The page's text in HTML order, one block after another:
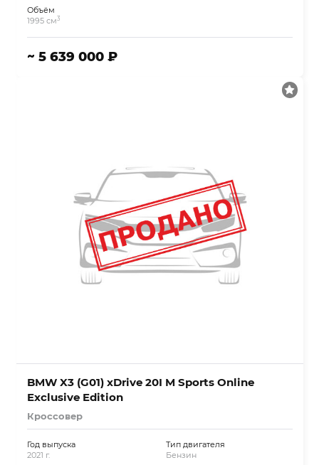
Объём
1995 см3
~ 5 639 000 ₽
BMW X3 (G01) xDrive 20I M Sports Online
Exclusive Edition
Кроссовер
Год выпуска
2021 г.
Тип двигателя
Бензин